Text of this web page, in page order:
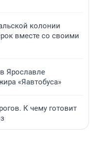
колонии
вместе со своими
Ярославле
«Яавтобуса»
К чему готовит